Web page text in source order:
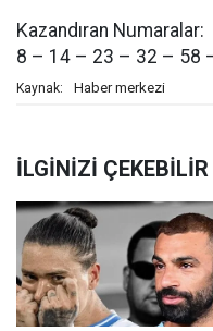
Kazandıran Numaralar:
8 – 14 – 23 – 32 – 58
Kaynak: Haber merkezi